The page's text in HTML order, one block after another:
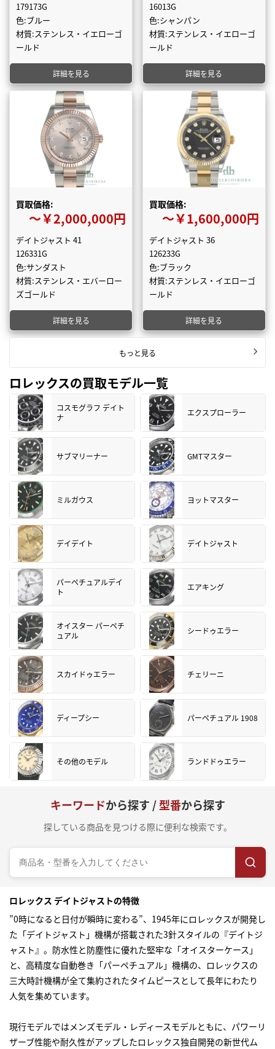
179173G
色:ブルー
材質:ステンレス・イエローゴ
ールド
詳細を見る
16013G
色:シャンパン
材質:ステンレス・イエローゴ
ールド
詳細を見る
買取価格:
〜￥2,000,000円
デイトジャスト 41
126331G
色:サンダスト
材質:ステンレス・エバーロー
ズゴールド
詳細を見る
買取価格:
〜￥1,600,000円
デイトジャスト 36
126233G
色:ブラック
材質:ステンレス・イエローゴ
ールド
詳細を見る
もっと見る
ロレックスの買取モデル一覧
コスモグラフ デイト
ナ
エクスプローラー
サブマリーナー GMTマスター
ミルガウス ヨットマスター
デイデイト デイトジャスト
パーペチュアルデイ
ト
エアキング
オイスター パーペチ
ュアル
シードゥエラー
スカイドゥエラー チェリーニ
ディープシー パーペチュアル 1908
その他のモデル ランドドゥエラー
キーワードから探す /型番から探す
探している商品を見つける際に便利な検索です。
ロレックス デイトジャストの特徴
”0時になると日付が瞬時に変わる”、1945年にロレックスが開発し
た「デイトジャスト」機構が搭載された3針スタイルの『デイトジ
ャスト』。防水性と防塵性に優れた堅牢な「オイスターケース」
と、高精度な自動巻き「パーペチュアル」機構の、ロレックスの
三大時計機構が全て集約されたタイムピースとして長年にわたり
人気を集めています。
現行モデルではメンズモデル・レディースモデルともに、パワーリ
ザーブ性能や耐久性がアップしたロレックス独自開発の新世代ム